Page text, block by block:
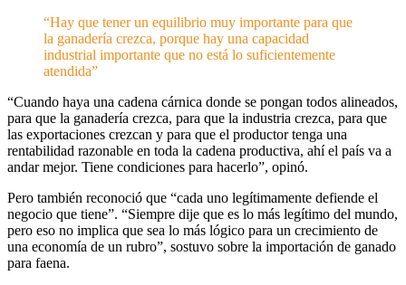
“Hay que tener un equilibrio muy importante para que
la ganadería crezca, porque hay una capacidad
industrial importante que no está lo suficientemente
atendida”
“Cuando haya una cadena cárnica donde se pongan todos alineados,
para que la ganadería crezca, para que la industria crezca, para que
las exportaciones crezcan y para que el productor tenga una
rentabilidad razonable en toda la cadena productiva, ahí el país va a
andar mejor. Tiene condiciones para hacerlo”, opinó.
Pero también reconoció que “cada uno legítimamente defiende el
negocio que tiene”. “Siempre dije que es lo más legítimo del mundo,
pero eso no implica que sea lo más lógico para un crecimiento de
una economía de un rubro”, sostuvo sobre la importación de ganado
para faena.